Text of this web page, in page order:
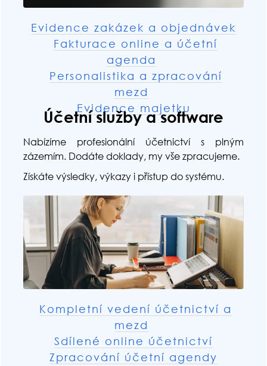
Evidence zakázek a objednávek
Fakturace online a účetní
agenda
Personalistika a zpracování
mezd
Evidence majetku
Účetní služby a software
Nabízíme profesionální účetnictví s plným
zázemím. Dodáte doklady, my vše zpracujeme.
Získáte výsledky, výkazy i přístup do systému.
Kompletní vedení účetnictví a
mezd
Sdílené online účetnictví
Zpracování účetní agendy